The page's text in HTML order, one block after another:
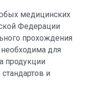
медицинских
Федерации
прохождения
для
продукции
и